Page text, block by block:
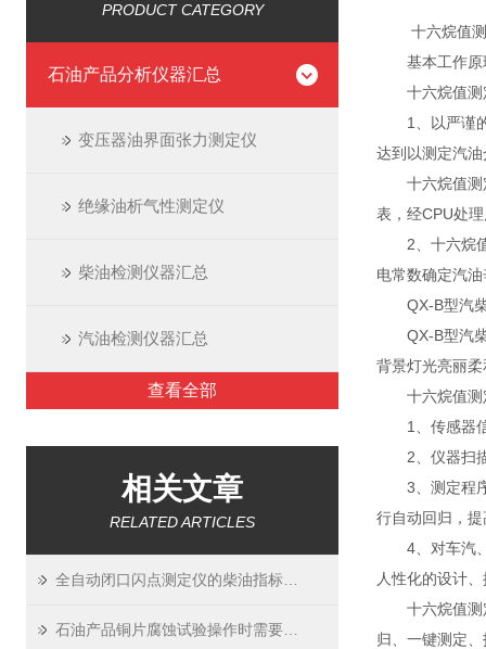
PRODUCT CATEGORY
石油产品分析仪器汇总
变压器油界面张力测定仪
绝缘油析气性测定仪
柴油检测仪器汇总
汽油检测仪器汇总
查看全部
相关文章
RELATED ARTICLES
十六烷值测
基本工作原理
十六烷值测
1、以严谨的
达到以测定汽
十六烷值测定
表，经CPU处
2、十六烷值
电常数确定汽
QX-B型汽柴
QX-B型汽柴
背景灯光亮丽
十六烷值测
1、传感器信
2、仪器扫描
3、测定程序
行自动回归，
4、对车汽、
人性化的设计
十六烷值测定
归、一键测定